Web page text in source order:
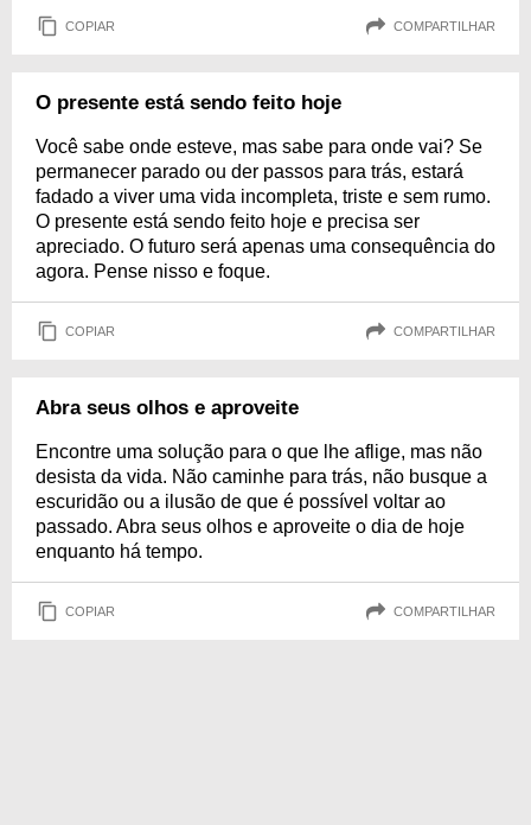
COPIAR COMPARTILHAR
O presente está sendo feito hoje
Você sabe onde esteve, mas sabe para onde vai? Se
permanecer parado ou der passos para trás, estará
fadado a viver uma vida incompleta, triste e sem rumo.
O presente está sendo feito hoje e precisa ser
apreciado. O futuro será apenas uma consequência do
agora. Pense nisso e foque.
COPIAR COMPARTILHAR
Abra seus olhos e aproveite
Encontre uma solução para o que lhe aflige, mas não
desista da vida. Não caminhe para trás, não busque a
escuridão ou a ilusão de que é possível voltar ao
passado. Abra seus olhos e aproveite o dia de hoje
enquanto há tempo.
COPIAR COMPARTILHAR